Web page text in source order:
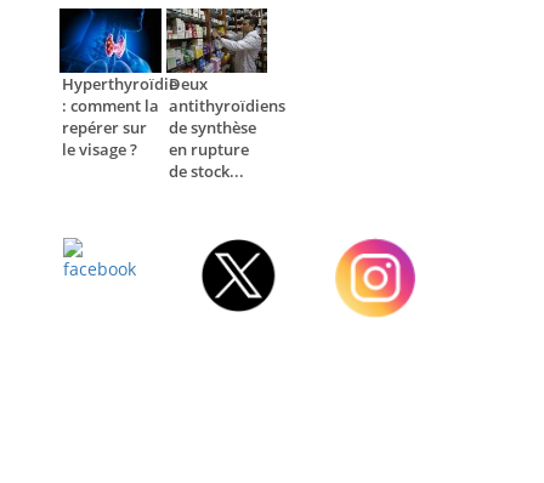
Hyperthyroïdie
: comment la
repérer sur
le visage ?
Deux
antithyroïdiens
de synthèse
en rupture
de stock...